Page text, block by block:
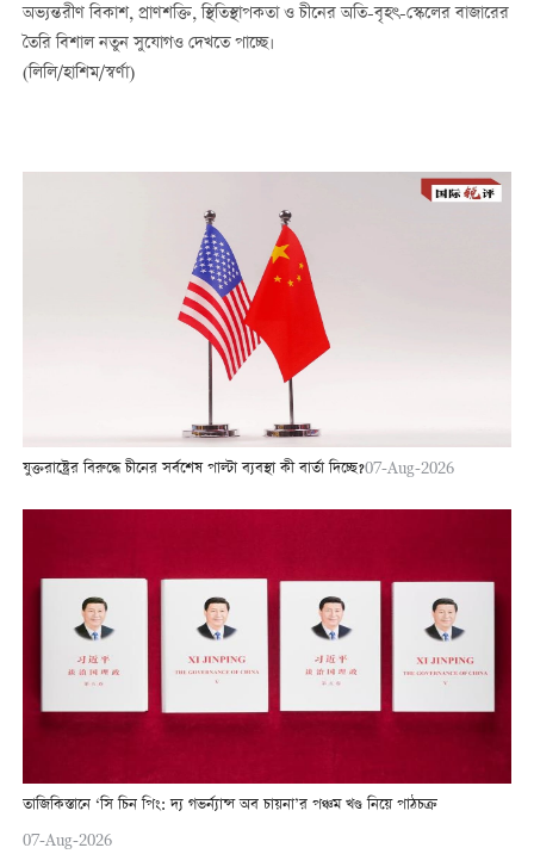
অভ্যন্তরীণ বিকাশ, প্রাণশক্তি, স্থিতিস্থাপকতা ও চীনের অতি-বৃহৎ-স্কেলের বাজারের
তৈরি বিশাল নতুন সুযোগও দেখতে পাচ্ছে।
(লিলি/হাশিম/স্বর্ণা)
যুক্তরাষ্ট্রের বিরুদ্ধে চীনের সর্বশেষ পাল্টা ব্যবস্থা কী বার্তা দিচ্ছে?07-Aug-2026
তাজিকিস্তানে ‘সি চিন পিং: দ্য গভর্ন্যান্স অব চায়না’র পঞ্চম খণ্ড নিয়ে পাঠচক্র
07-Aug-2026